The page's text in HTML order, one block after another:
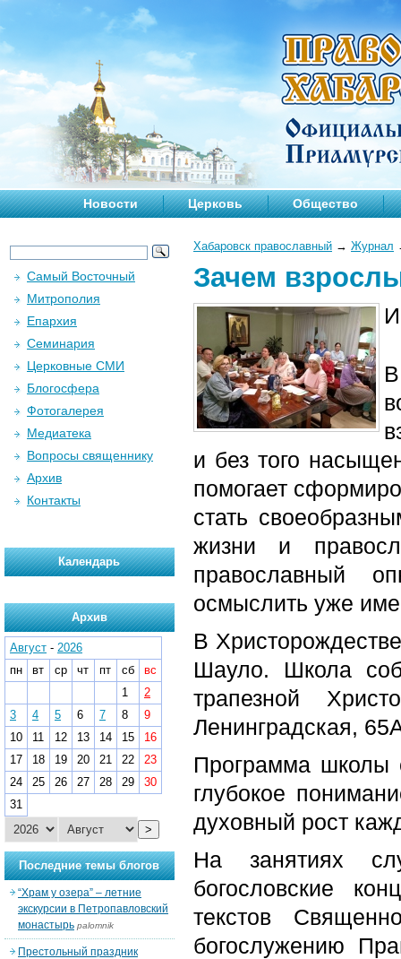
Новости Церковь Общество
Хабаровск православный → Журнал
Зачем
и без того
помогает
стать
жизни и
православный
осмыслить уже
В
Шауло. Школа
трапезной
Ленинградская,
Программа школы
глубокое
духовный рост
На занятиях
богословские
текстов
богослужению
Самый Восточный
Митрополия
Епархия
Семинария
Церковные СМИ
Блогосфера
Фотогалерея
Медиатека
Вопросы священнику
Архив
Контакты
Календарь
Архив
Август - 2026
пн
вт ср чт пт сб
вс
1
2
3
4 5 6 7 8
9
10
11 12 13 14 15
16
17
18 19 20 21 22
23
24
25 26 27 28 29
30
31
>
Последние темы блогов
“Храм у озера” – летние
экскурсии в Петропавловский
монастырь palomnik
Престольный праздник